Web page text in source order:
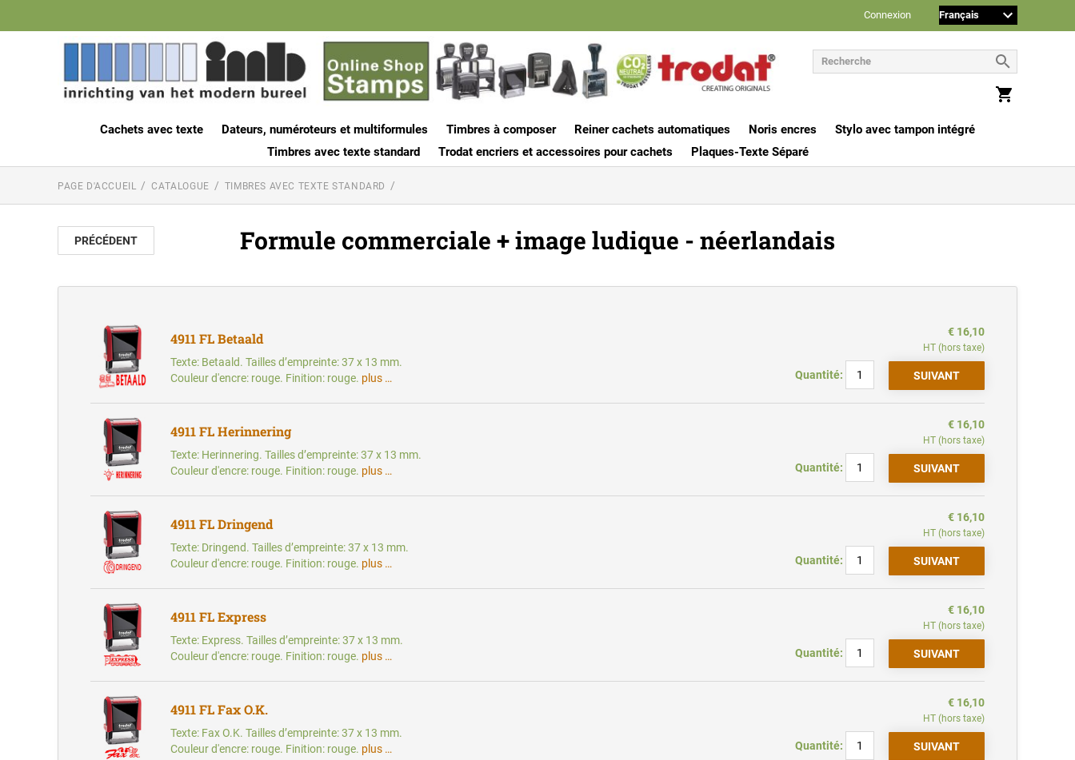
Connexion
Cachets avec texte Dateurs, numéroteurs et multiformules Timbres à composer Reiner cachets automatiques Noris encres
Stylo avec tampon intégré
Timbres avec texte standard
Trodat encriers et accessoires pour cachets Plaques-Texte Séparé
PAGE D'ACCUEIL CATALOGUE TIMBRES AVEC TEXTE STANDARD
PRÉCÉDENT Formule commerciale + image ludique - néerlandais
4911 FL Betaald
Texte: Betaald. Tailles d’empreinte: 37 x 13 mm.
Couleur d'encre: rouge. Finition: rouge. plus …
€ 16,10
HT (hors taxe)
Quantité:
4911 FL Herinnering
Texte: Herinnering. Tailles d’empreinte: 37 x 13 mm.
Couleur d'encre: rouge. Finition: rouge. plus …
€ 16,10
HT (hors taxe)
Quantité:
4911 FL Dringend
Texte: Dringend. Tailles d’empreinte: 37 x 13 mm.
Couleur d'encre: rouge. Finition: rouge. plus …
€ 16,10
HT (hors taxe)
Quantité:
4911 FL Express
Texte: Express. Tailles d’empreinte: 37 x 13 mm.
Couleur d'encre: rouge. Finition: rouge. plus …
€ 16,10
HT (hors taxe)
Quantité:
4911 FL Fax O.K.
Texte: Fax O.K. Tailles d’empreinte: 37 x 13 mm.
Couleur d'encre: rouge. Finition: rouge. plus …
€ 16,10
HT (hors taxe)
Quantité: